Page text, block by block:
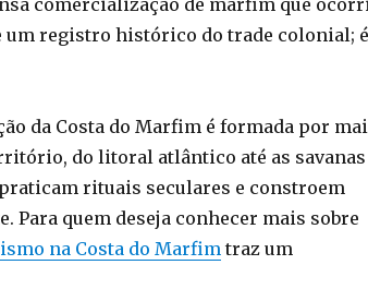
um registro histórico do trade colonial;
da Costa do Marfim é formada por
do litoral atlântico até as savanas
rituais seculares e constroem
quem deseja conhecer mais sobre
na Costa do Marfim traz um